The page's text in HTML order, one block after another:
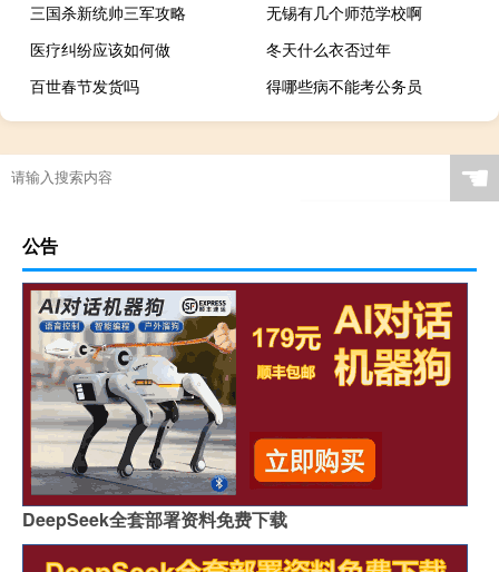
三国杀新统帅三军攻略
无锡有几个师范学校啊
医疗纠纷应该如何做
冬天什么衣否过年
百世春节发货吗
得哪些病不能考公务员
☚
公告
DeepSeek全套部署资料免费下载